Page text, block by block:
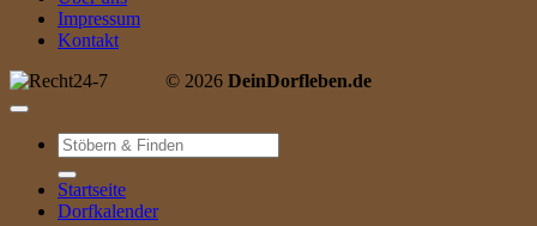
Impressum
Kontakt
© 2026 DeinDorfleben.de
Suche
nach:
Startseite
Dorfkalender